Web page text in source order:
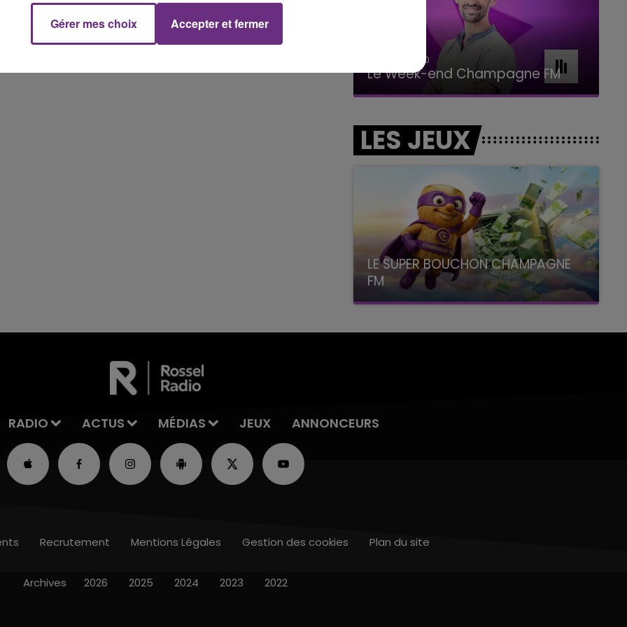
fermer ses portes.
Le week-end Champagne FM
16h00 - 20h00
Le Week-end Champagne FM
LES JEUX
LE SUPER BOUCHON CHAMPAGNE
FM
avec La Famille Champagne FM, à 8H10
RADIO ACTUS MÉDIAS JEUX ANNONCEURS
Recrutement Mentions Légales Gestion des cookies Plan du site
Archives 2026 2025 2024 2023 2022
Gérer mes choix Accepter et fermer